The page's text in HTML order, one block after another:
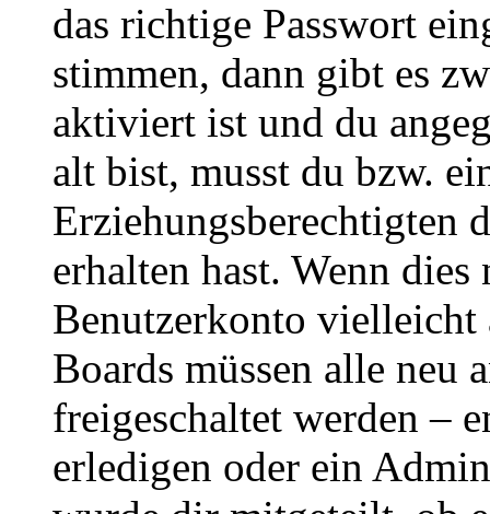
das richtige Passwort
stimmen, dann gibt es
aktiviert ist und du
alt bist, musst du bzw.
Erziehungsberechtigten
erhalten hast. Wenn
Benutzerkonto
Boards müssen alle neu
freigeschaltet werden –
erledigen oder ein